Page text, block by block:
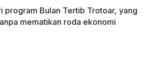
program Bulan Tertib Trotoar, yang
mematikan roda ekonomi